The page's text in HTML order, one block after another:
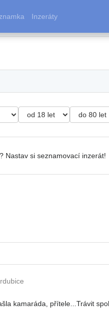
Inzeráty
Nastav si seznamovací inzerát!
kamaráda, přítele...Trávit